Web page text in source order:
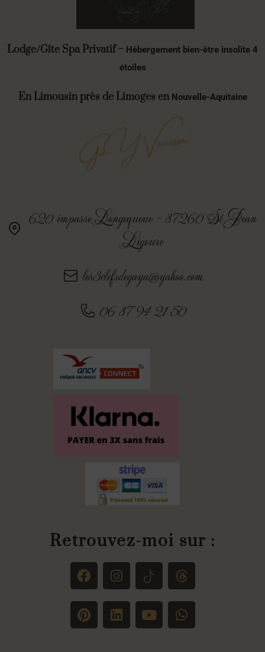
Lodge/Gîte Spa Privatif – Hébergement bien-être insolite 4
étoiles
En Limousin près de Limoges en Nouvelle-Aquitaine
Cure de bien Être en Haute-Vienne
620 impasse Longequeue - 87260 St Jean
Ligoure
les3clefsdegaya@yahoo.com
06 87 94 21 50
Retrouvez-moi sur :